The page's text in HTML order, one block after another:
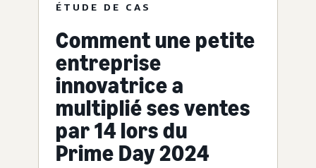
ÉTUDE DE CAS
Comment une petite
entreprise
innovatrice a
multiplié ses ventes
par 14 lors du
Prime Day 2024